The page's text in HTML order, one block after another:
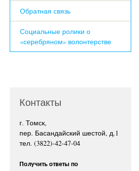
Обратная связь
Социальные ролики о
«серебряном» волонтерстве
Контакты
г. Томск,
пер. Басандайский шестой, д.1
тел. (3822)-42-47-04
Получить ответы по